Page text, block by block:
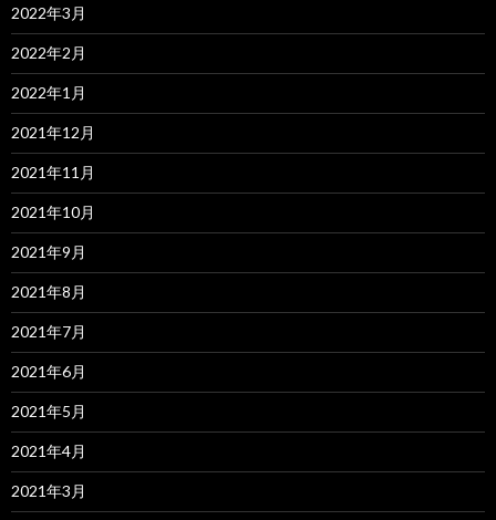
2022年3月
2022年2月
2022年1月
2021年12月
2021年11月
2021年10月
2021年9月
2021年8月
2021年7月
2021年6月
2021年5月
2021年4月
2021年3月